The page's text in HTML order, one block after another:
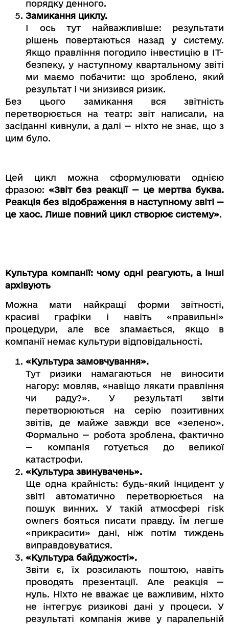
порядку денного.
Замикання циклу.
І ось тут найважливіше: результати
рішень повертаються назад у систему.
Якщо правління погодило інвестицію в ІТ-
безпеку, у наступному квартальному звіті
ми маємо побачити: що зроблено, який
результат і чи знизився ризик.
Без цього замикання вся звітність
перетворюється на театр: звіт написали, на
засіданні кивнули, а далі — ніхто не знає, що з
цим було.
Цей цикл можна сформулювати однією
фразою: «Звіт без реакції — це мертва буква.
Реакція без відображення в наступному звіті —
це хаос. Лише повний цикл створює систему».
Культура компанії: чому одні реагують, а інші
архівують
Можна мати найкращі форми звітності,
красиві графіки і навіть «правильні»
процедури, але все зламається, якщо в
компанії немає культури відповідальності.
«Культура замовчування».
Тут ризики намагаються не виносити
нагору: мовляв, «навіщо лякати правління
чи раду?». У результаті звіти
перетворюються на серію позитивних
звітів, де майже завжди все «зелено».
Формально — робота зроблена, фактично
— компанія готується до великої
катастрофи.
«Культура звинувачень».
Ще одна крайність: будь-який інцидент у
звіті автоматично перетворюється на
пошук винних. У такій атмосфері risk
owners бояться писати правду. Їм легше
«прикрасити» дані, ніж потім тиждень
виправдовуватися.
«Культура байдужості».
Звіти є, їх розсилають поштою, навіть
проводять презентації. Але реакція —
нуль. Ніхто не вважає це важливим, ніхто
не інтегрує ризикові дані у процеси. У
результаті компанія живе у паралельній